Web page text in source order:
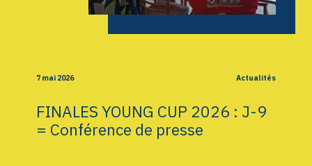
7 mai 2026 Actualités
FINALES YOUNG CUP 2026 : J-9
= Conférence de presse